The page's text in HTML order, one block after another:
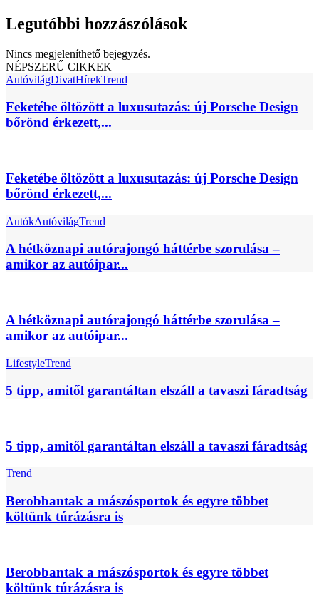
Legutóbbi hozzászólások
Nincs megjeleníthető bejegyzés.
NÉPSZERŰ CIKKEK
AutóvilágDivatHírekTrend
Feketébe öltözött a luxusutazás: új Porsche Design
bőrönd érkezett,...
Feketébe öltözött a luxusutazás: új Porsche Design
bőrönd érkezett,...
AutókAutóvilágTrend
A hétköznapi autórajongó háttérbe szorulása –
amikor az autóipar...
A hétköznapi autórajongó háttérbe szorulása –
amikor az autóipar...
LifestyleTrend
5 tipp, amitől garantáltan elszáll a tavaszi fáradtság
5 tipp, amitől garantáltan elszáll a tavaszi fáradtság
Trend
Berobbantak a mászósportok és egyre többet
költünk túrázásra is
Berobbantak a mászósportok és egyre többet
költünk túrázásra is